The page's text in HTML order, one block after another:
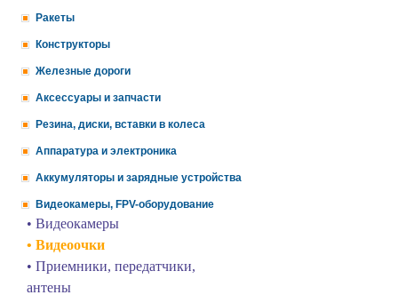
Ракеты
Конструкторы
Железные дороги
Аксессуары и запчасти
Резина, диски, вставки в колеса
Аппаратура и электроника
Аккумуляторы и зарядные устройства
Видеокамеры, FPV-оборудование
• Видеокамеры
• Видеоочки
• Приемники, передатчики,
антены